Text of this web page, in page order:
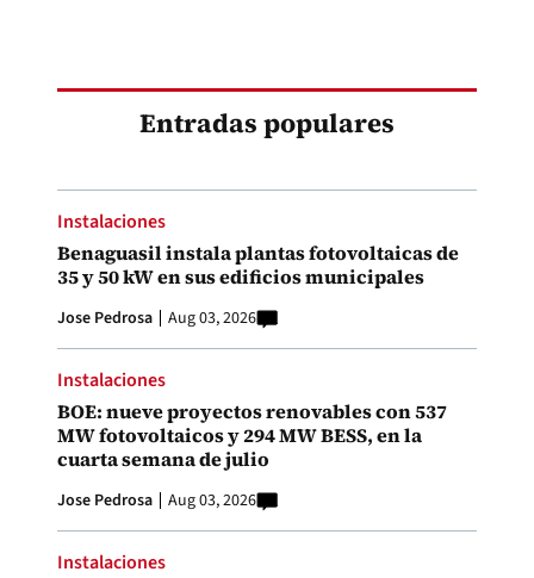
Entradas populares
Instalaciones
Benaguasil instala plantas fotovoltaicas de
35 y 50 kW en sus edificios municipales
Jose Pedrosa Aug 03, 2026
Instalaciones
BOE: nueve proyectos renovables con 537
MW fotovoltaicos y 294 MW BESS, en la
cuarta semana de julio
Jose Pedrosa Aug 03, 2026
Instalaciones